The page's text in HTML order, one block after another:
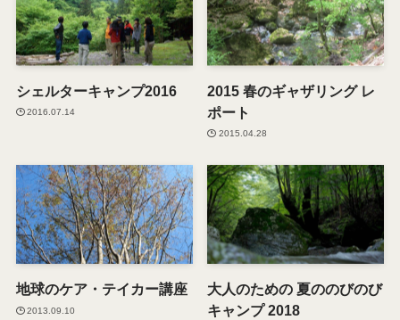
シェルターキャンプ2016
2016.07.14
2015 春のギャザリング レ
ポート
2015.04.28
地球のケア・テイカー講座
2013.09.10
大人のための 夏ののびのび
キャンプ 2018